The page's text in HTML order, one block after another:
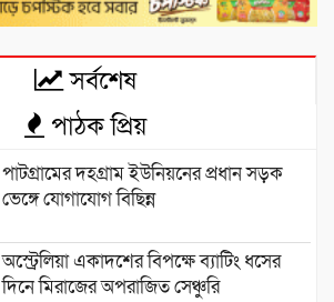
সর্বশেষ
পাঠক প্রিয়
পাটগ্রামের দহগ্রাম ইউনিয়নের প্রধান সড়ক
ভেঙ্গে যোগাযোগ বিছিন্ন
অস্ট্রেলিয়া একাদশের বিপক্ষে ব্যাটিং ধসের
দিনে মিরাজের অপরাজিত সেঞ্চুরি